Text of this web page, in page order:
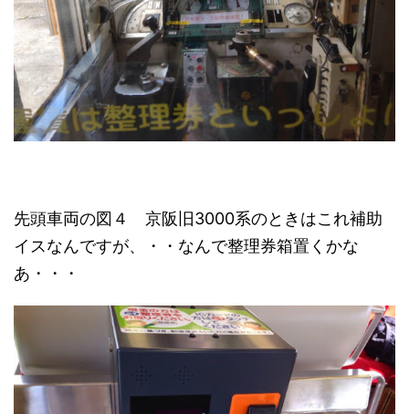
先頭車両の図４ 京阪旧3000系のときはこれ補助
イスなんですが、・・なんで整理券箱置くかな
あ・・・